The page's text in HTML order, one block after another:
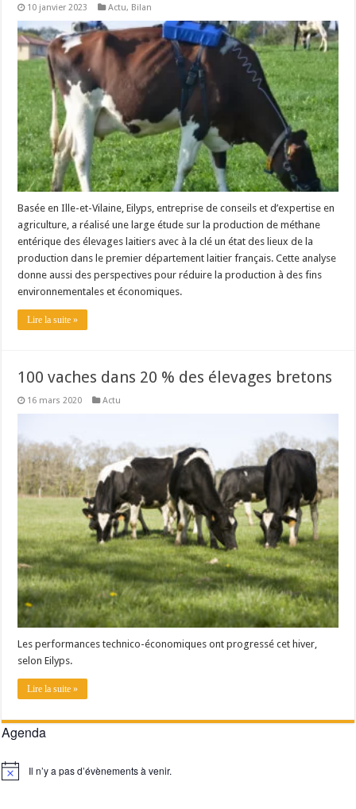
Les canicules freinent la collecte laitière
10 janvier 2023 Actu, Bilan
Basée en Ille-et-Vilaine, Eilyps, entreprise de conseils et d’expertise en
agriculture, a réalisé une large étude sur la production de méthane
entérique des élevages laitiers avec à la clé un état des lieux de la
production dans le premier département laitier français. Cette analyse
donne aussi des perspectives pour réduire la production à des fins
environnementales et économiques.
Lire la suite »
100 vaches dans 20 % des élevages bretons
16 mars 2020 Actu
Les performances technico-économiques ont progressé cet hiver,
selon Eilyps.
Lire la suite »
Agenda
Notice Il n’y a pas d’évènements à venir.